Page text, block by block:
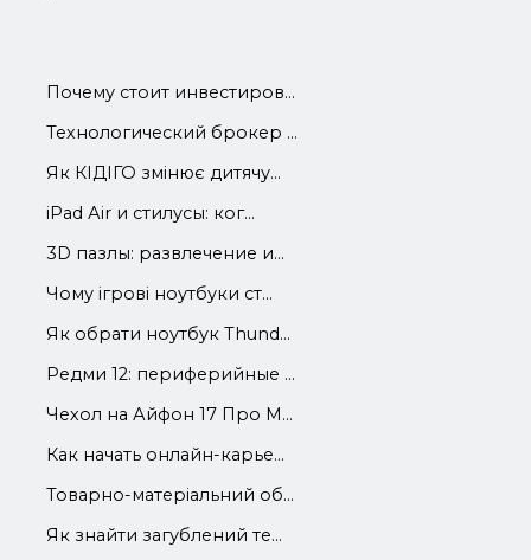
Почему стоит инвестиров...
Технологический брокер ...
Як КІДІГО змінює дитячу...
iРad Аir и стилусы: ког...
3D пазлы: развлечение и...
Чому ігрові ноутбуки ст...
Як обрати ноутбук Thund...
Редми 12: периферийные ...
Чехол на Айфон 17 Про М...
Как начать онлайн-карье...
Товарно-матеріальний об...
Як знайти загублений те...